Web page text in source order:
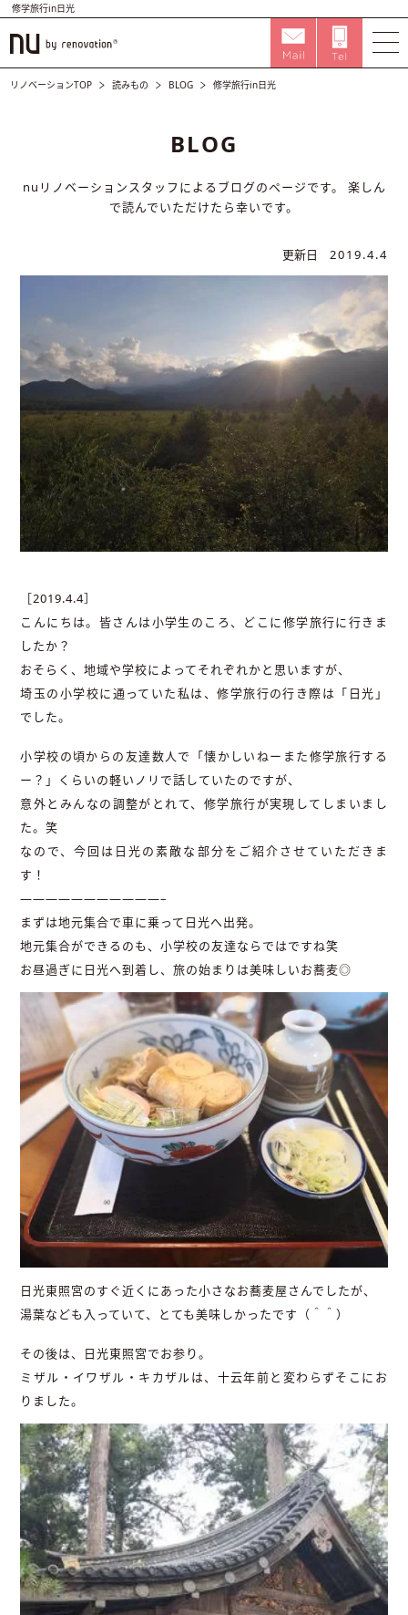
修学旅行in日光
リノベーションTOP 読みもの BLOG 修学旅行in日光
BLOG
nuリノベーションスタッフによるブログのページです。
楽しん
で読んでいただけたら幸いです。
更新日 2019.4.4
［2019.4.4］
こんにちは。皆さんは小学生のころ、どこに修学旅行に行きま
したか？
おそらく、地域や学校によってそれぞれかと思いますが、
埼玉の小学校に通っていた私は、修学旅行の行き際は「日光」
でした。
小学校の頃からの友達数人で「懐かしいねーまた修学旅行する
ー？」くらいの軽いノリで話していたのですが、
意外とみんなの調整がとれて、修学旅行が実現してしまいまし
た。笑
なので、今回は日光の素敵な部分をご紹介させていただきま
す！
———————————–
まずは地元集合で車に乗って日光へ出発。
地元集合ができるのも、小学校の友達ならではですね笑
お昼過ぎに日光へ到着し、旅の始まりは美味しいお蕎麦◎
日光東照宮のすぐ近くにあった小さなお蕎麦屋さんでしたが、
湯葉なども入っていて、とても美味しかったです（＾＾）
その後は、日光東照宮でお参り。
ミザル・イワザル・キカザルは、十云年前と変わらずそこにお
りました。